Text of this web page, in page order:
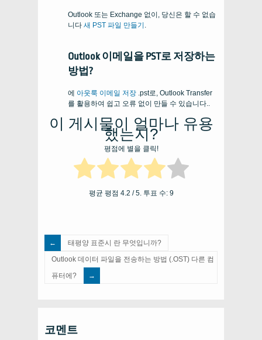
Outlook 또는 Exchange 없이, 당신은 할 수 없습
니다 새 PST 파일 만들기 .
Outlook 이메일을 PST로 저장하는
방법?
에 아웃룩 이메일 저장 .pst로, Outlook Transfer
를 활용하여 쉽고 오류 없이 만들 수 있습니다..
이 게시물이 얼마나 유용
했는지?
평점에 별을 클릭!
평균 평점 4.2 / 5. 투표 수: 9
태평양 표준시 란 무엇입니까?
Outlook 데이터 파일을 전송하는 방법 (.OST) 다른 컴
퓨터에?
코멘트